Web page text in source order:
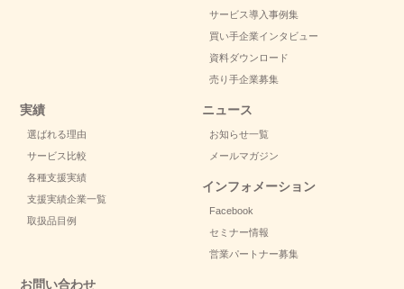
サービス導入事例集
買い手企業インタビュー
資料ダウンロード
売り手企業募集
実績
選ばれる理由
サービス比較
各種支援実績
支援実績企業一覧
取扱品目例
ニュース
お知らせ一覧
メールマガジン
インフォメーション
Facebook
セミナー情報
営業パートナー募集
お問い合わせ